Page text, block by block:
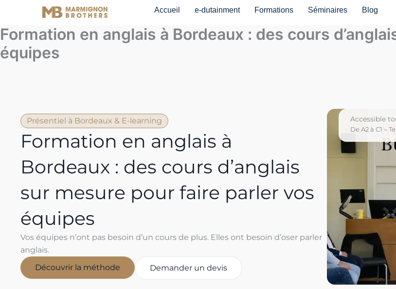
contenu
Accueil e-dutainment Formations Séminaires Blog
Formation en anglais à Bordeaux : des cours
équipes
Présentiel à Bordeaux & E-learning
Formation en anglais à
Bordeaux : des cours d’anglais
sur mesure pour faire parler vos
équipes
Vos équipes n’ont pas besoin d’un cours de plus. Elles ont besoin d’oser parler
anglais.
Découvrir la méthode
Demander un devis
Accessible
De A2 à C1 –